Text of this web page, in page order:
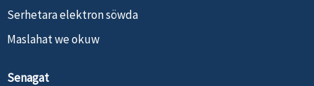
Serhetara elektron söwda
Maslahat we okuw
Senagat